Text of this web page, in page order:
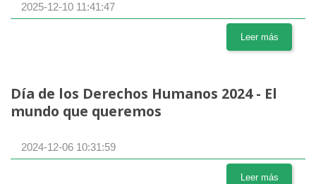
2025-12-10 11:41:47
Leer más
Día de los Derechos Humanos 2024 - El
mundo que queremos
2024-12-06 10:31:59
Leer más